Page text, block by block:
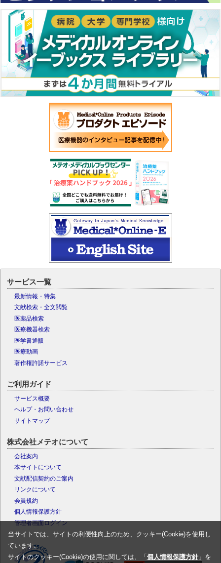
サービス一覧
最新情報・特集
文献検索・全文閲覧
医薬品検索
医療機器検索
医学書通販
医療動画
著作権許諾サービス
ご利用ガイド
サービス概要
ヘルプ・お問い合わせ
サイトマップ
株式会社メテオについて
会社案内
本サイトについて
文献配信契約のご案内
リンクについて
会員規約
個人情報保護方針
管理者画面ログイン
当サイトでは、サイトの利便性向上のため、クッキー(Cookie)を使用し
ています。
サイトのクッキー(Cookie)の使用に関しては、「 個人情報保護方針」を